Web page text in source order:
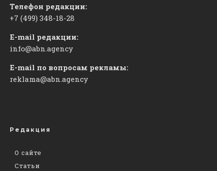
Телефон редакции:
+7 (499) 348-18-28
E-mail редакции:
info@abn.agency
E-mail по вопросам рекламы:
reklama@abn.agency
Редакция
О сайте
Статьи